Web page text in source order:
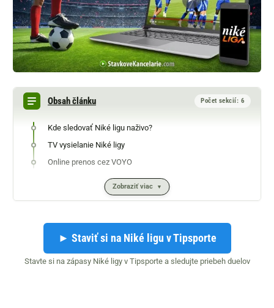
Obsah článku Počet sekcií: 6
Kde sledovať Niké ligu naživo?
TV vysielanie Niké ligy
Online prenos cez VOYO
Zobraziť viac
► Staviť si na Niké ligu v Tipsporte
Stavte si na zápasy Niké ligy v Tipsporte a sledujte priebeh duelov